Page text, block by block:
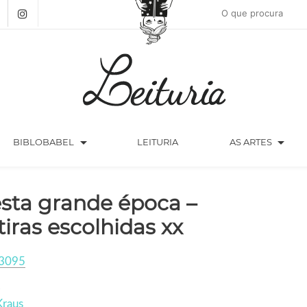
BIBLOBABEL arrow_drop_down LEITURIA AS ARTES arrow_drop_down
grande época –
escolhidas xx